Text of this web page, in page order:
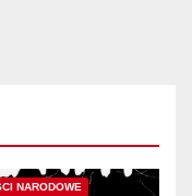
NARODOWE